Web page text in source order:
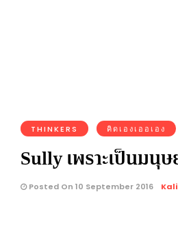
THINKERS คิดเองเออเอง
Sully เพราะเป็นมนุ
Posted On 10 September 2016